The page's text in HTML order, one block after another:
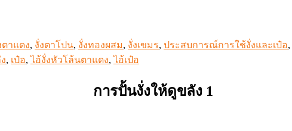
ตาแดง, งั่งตาโปน, งั่งทองผสม, งั่งเขมร, ประสบการณ์การใช้งั่งและเป๋อ,
, เป๋อ,ไอ้งั่งหัวโล้นตาแดง,ไอ้เป๋อ
การปั้นงั่งให้ดูขลัง 1